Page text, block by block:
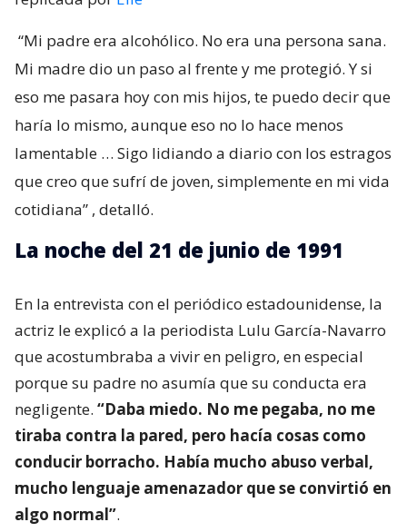
“Mi padre era alcohólico. No era una persona sana.
Mi madre dio un paso al frente y me protegió. Y si
eso me pasara hoy con mis hijos, te puedo decir que
haría lo mismo, aunque eso no lo hace menos
lamentable … Sigo lidiando a diario con los estragos
que creo que sufrí de joven, simplemente en mi vida
cotidiana” , detalló.
La noche del 21 de junio de 1991
En la entrevista con el periódico estadounidense, la
actriz le explicó a la periodista Lulu García-Navarro
que acostumbraba a vivir en peligro, en especial
porque su padre no asumía que su conducta era
negligente. “Daba miedo. No me pegaba, no me
tiraba contra la pared, pero hacía cosas como
conducir borracho. Había mucho abuso verbal,
mucho lenguaje amenazador que se convirtió en
algo normal”.